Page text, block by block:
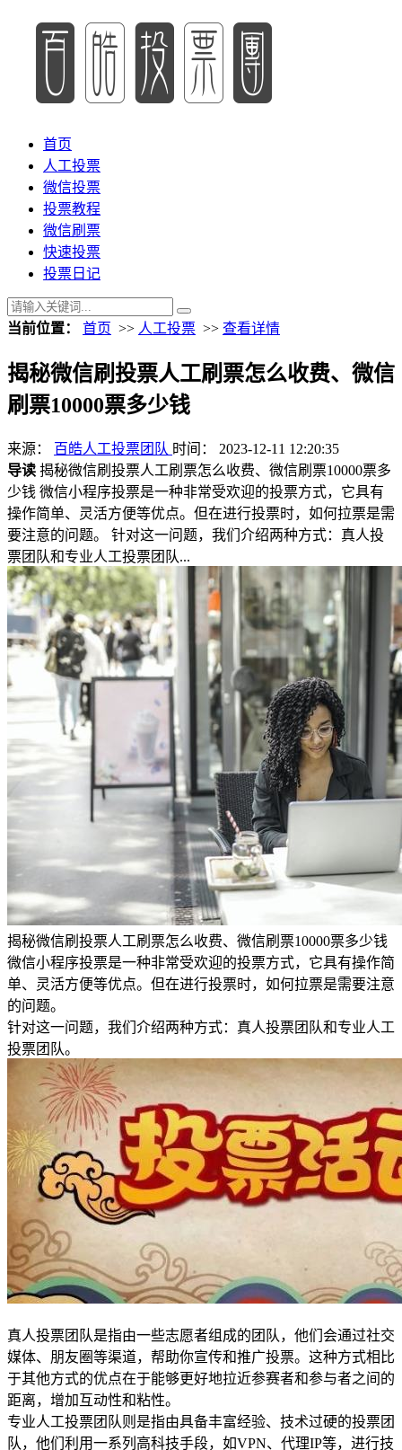
首页
人工投票
微信投票
投票教程
微信刷票
快速投票
投票日记
当前位置： 首页 >> 人工投票 >> 查看详情
揭秘微信刷投票人工刷票怎么收费、微信
刷票10000票多少钱
来源： 百皓人工投票团队 时间： 2023-12-11 12:20:35
导读 揭秘微信刷投票人工刷票怎么收费、微信刷票10000票多
少钱 微信小程序投票是一种非常受欢迎的投票方式，它具有
操作简单、灵活方便等优点。但在进行投票时，如何拉票是需
要注意的问题。 针对这一问题，我们介绍两种方式：真人投
票团队和专业人工投票团队...
揭秘微信刷投票人工刷票怎么收费、微信刷票10000票多少钱
微信小程序投票是一种非常受欢迎的投票方式，它具有操作简
单、灵活方便等优点。但在进行投票时，如何拉票是需要注意
的问题。
针对这一问题，我们介绍两种方式：真人投票团队和专业人工
投票团队。
真人投票团队是指由一些志愿者组成的团队，他们会通过社交
媒体、朋友圈等渠道，帮助你宣传和推广投票。这种方式相比
于其他方式的优点在于能够更好地拉近参赛者和参与者之间的
距离，增加互动性和粘性。
专业人工投票团队则是指由具备丰富经验、技术过硬的投票团
队，他们利用一系列高科技手段，如VPN、代理IP等，进行技